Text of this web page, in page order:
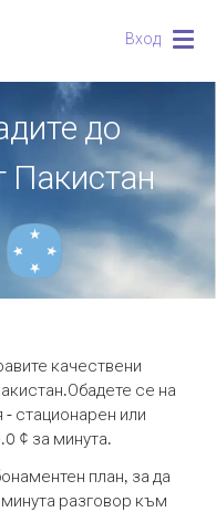
Вход
до
Пакистан
качествени
Обадете се на
стационарен или
¢ за минута.
план, за да
разговор към